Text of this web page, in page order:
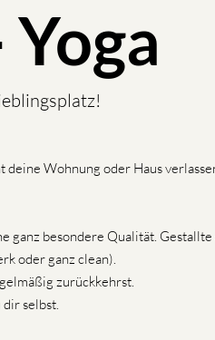
Wohnung oder Haus
ganz besondere Qualität.
oder ganz clean).
zurückkehrst.
selbst.